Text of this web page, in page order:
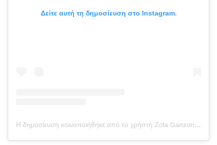
Δείτε αυτή τη δημοσίευση στο Instagram.
Η δημοσίευση κοινοποιήθηκε από το χρήστη Zola Ganzorigt (@nailsbyzola)